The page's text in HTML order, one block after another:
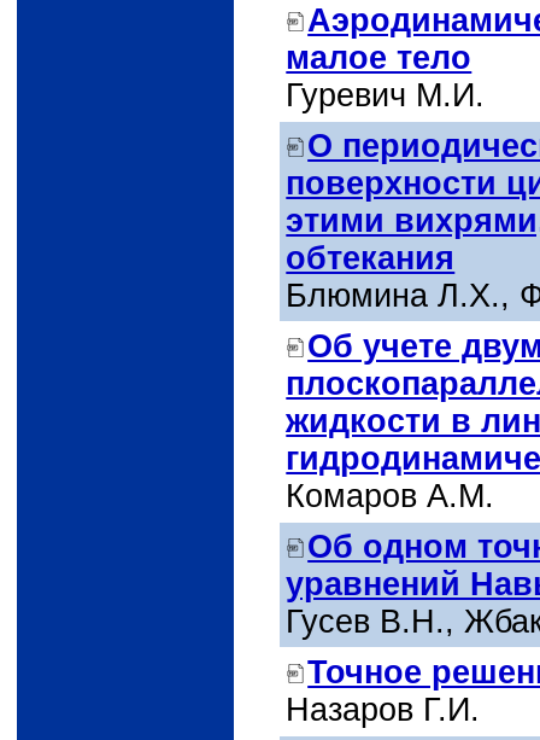
малое тело
Гуревич М.И.
О
поверхности
этими
обтекания
Блюмина Л.X.,
Об учете
жидкости в
Комаров A.М.
Об одном
уравнений
Гусев B.Н.,
Точное
Назаров Г.И.